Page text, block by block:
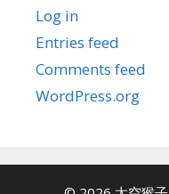
Log in
Entries feed
Comments feed
WordPress.org